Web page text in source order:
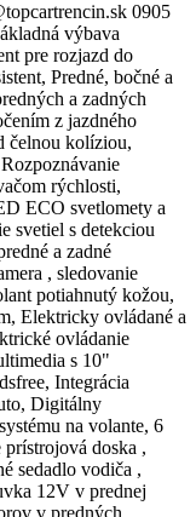
0905
výbava
pre rozjazd do
Predné, bočné a
a zadných
z jazdného
čelnou kolíziou,
rýchlosti,
ECO svetlomety a
svetiel s detekciou
a zadné
, sledovanie
potiahnutý kožou,
Elektricky ovládané a
ovládanie
s 10"
Integrácia
Digitálny
na volante, 6
doska ,
sedadlo vodiča ,
12V v prednej